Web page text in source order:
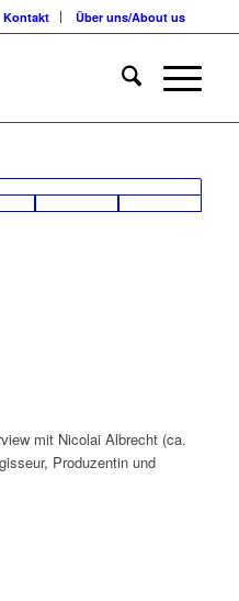
Kontakt Über uns/About us
mit Nicolai Albrecht (ca.
Produzentin und